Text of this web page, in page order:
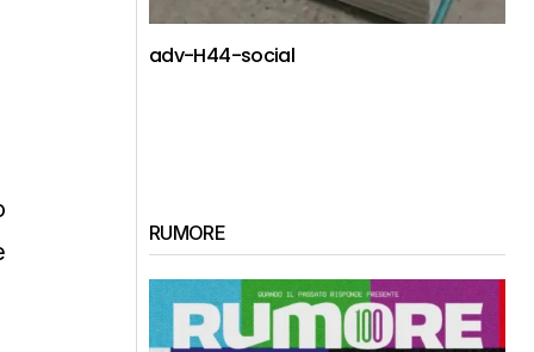
adv-H44-social
RUMORE